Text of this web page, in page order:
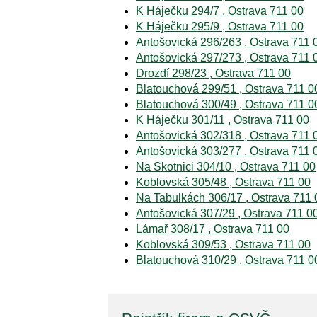
K Háječku 294/7 , Ostrava 711 00
K Háječku 295/9 , Ostrava 711 00
Antošovická 296/263 , Ostrava 711
Antošovická 297/273 , Ostrava 711
Drozdí 298/23 , Ostrava 711 00
Blatouchová 299/51 , Ostrava 711
Blatouchová 300/49 , Ostrava 711
K Háječku 301/11 , Ostrava 711 00
Antošovická 302/318 , Ostrava 711
Antošovická 303/277 , Ostrava 711
Na Skotnici 304/10 , Ostrava 711 00
Koblovská 305/48 , Ostrava 711 00
Na Tabulkách 306/17 , Ostrava 711
Antošovická 307/29 , Ostrava 711
Lámař 308/17 , Ostrava 711 00
Koblovská 309/53 , Ostrava 711 00
Blatouchová 310/29 , Ostrava 711